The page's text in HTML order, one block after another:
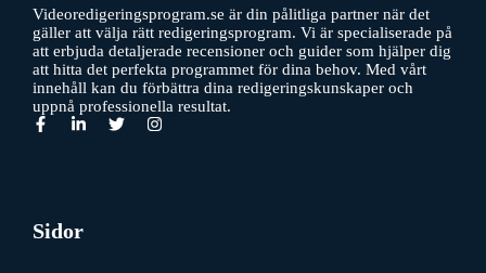
Videoredigeringsprogram.se är din pålitliga partner när det
gäller att välja rätt redigeringsprogram. Vi är specialiserade på
att erbjuda detaljerade recensioner och guider som hjälper dig
att hitta det perfekta programmet för dina behov. Med vårt
innehåll kan du förbättra dina redigeringskunskaper och
uppnå professionella resultat.
Sidor